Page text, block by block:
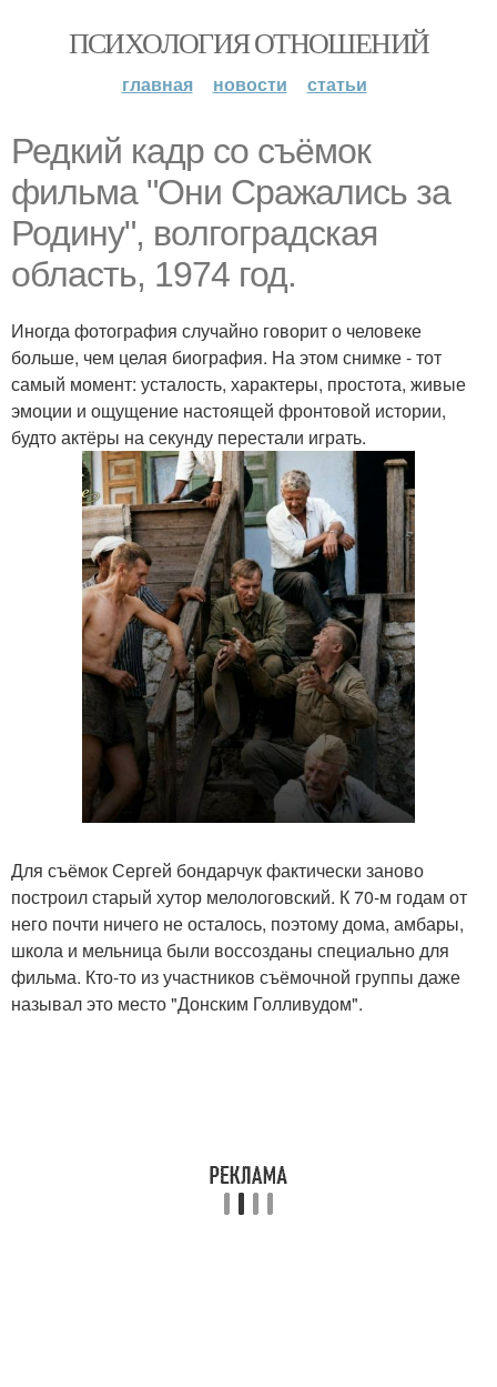
ПСИХОЛОГИЯ ОТНОШЕНИЙ
главная новости статьи
Редкий кадр со съёмок
фильма "Они Сражались за
Родину", волгоградская
область, 1974 год.
Иногда фотография случайно говорит о человеке
больше, чем целая биография. На этом снимке - тот
самый момент: усталость, характеры, простота, живые
эмоции и ощущение настоящей фронтовой истории,
будто актёры на секунду перестали играть.
Для съёмок Сергей бондарчук фактически заново
построил старый хутор мелологовский. К 70-м годам от
него почти ничего не осталось, поэтому дома, амбары,
школа и мельница были воссозданы специально для
фильма. Кто-то из участников съёмочной группы даже
называл это место "Донским Голливудом".